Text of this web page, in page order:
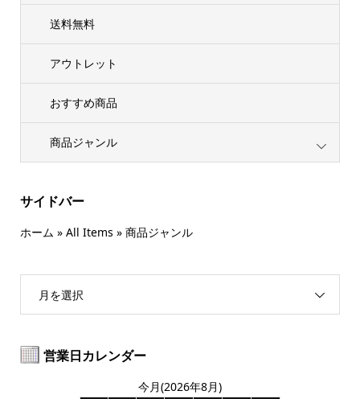
送料無料
アウトレット
おすすめ商品
商品ジャンル
サイドバー
ホーム » All Items »商品ジャンル
月を選択
営業日カレンダー
今月(2026年8月)